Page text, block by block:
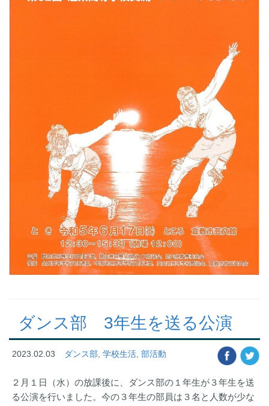
ダンス部 3年生を送る公演
2023.02.03 ダンス部 学校生活 部活動
２月１日（水）の放課後に、ダンス部の１年生が３年生を送
る公演を行いました。今の３年生の部員は３名と人数が少な